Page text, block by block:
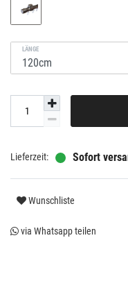
LÄNGE
Sofort
Wunschliste
via Whatsapp teilen